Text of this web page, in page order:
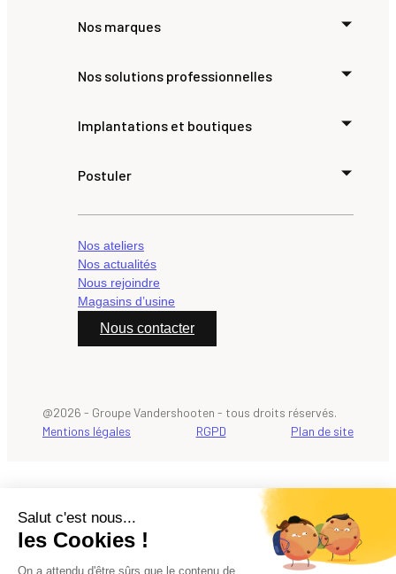
Salut c'est nous...
les Cookies !
On a attendu d'être sûrs que le contenu de
Nos marques
Nos solutions professionnelles
Implantations et boutiques
Postuler
Nos ateliers
Nos actualités
Nous rejoindre
Magasins d’usine
Nous contacter
@2026 - Groupe Vandershooten - tous droits réservés.
Mentions légales
RGPD Plan de site